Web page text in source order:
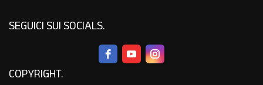
SEGUICI SUI SOCIALS
COPYRIGHT